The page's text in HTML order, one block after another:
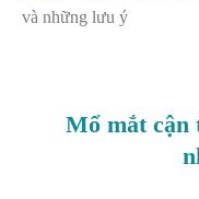
và những lưu ý
Mổ mắt cận